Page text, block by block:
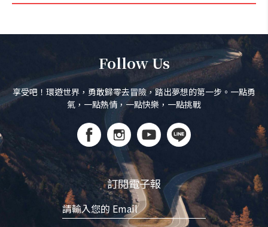
Follow Us
享受吧！環遊世界，勇敢歸零去冒險，踏出夢想的第一步。一點勇
氣，一點熱情，一點快樂，一點挑戰
訂閱電子報